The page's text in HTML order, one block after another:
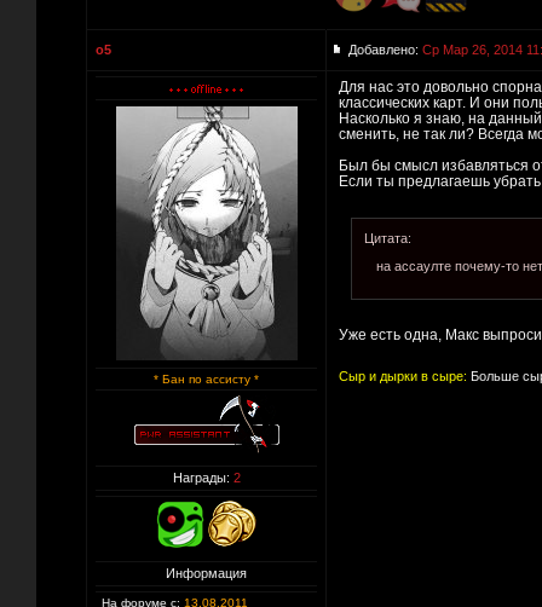
o5 Добавлено: Ср Мар 26, 2014
* Бан по ассисту *
Награды: 2
Информация
На форуме с: 13.08.2011
Для нас это довольно
классических карт. И они
Насколько я знаю, на
сменить, не так ли? Всегда
Был бы смысл избавляться
Если ты предлагаешь
Цитата:
на ассаулте почему-то
Уже есть одна, Макс
Сыр и дырки в сыре: Больше